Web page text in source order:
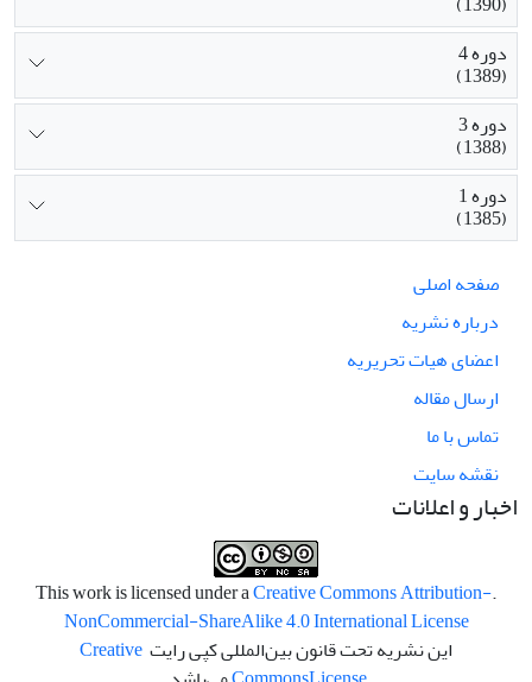
دوره 4
(1389)
دوره 3
(1388)
دوره 1
(1385)
صفحه اصلی
درباره نشریه
اعضای هیات تحریریه
ارسال مقاله
تماس با ما
نقشه سایت
اخبار و اعلانات
.This work is licensed under a
Creative Commons Attribution-
NonCommercial-ShareAlike 4.0 International License
این نشریه تحت قانون بین‌المللی کپی رایت Creative